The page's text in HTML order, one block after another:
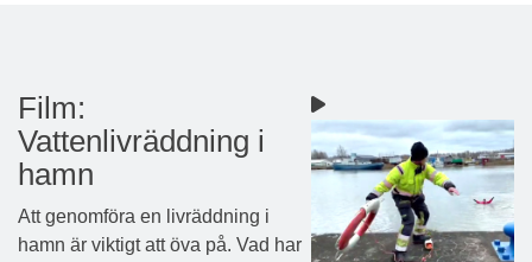
Film:
Vattenlivräddning i
hamn
Att genomföra en livräddning i
hamn är viktigt att öva på. Vad har